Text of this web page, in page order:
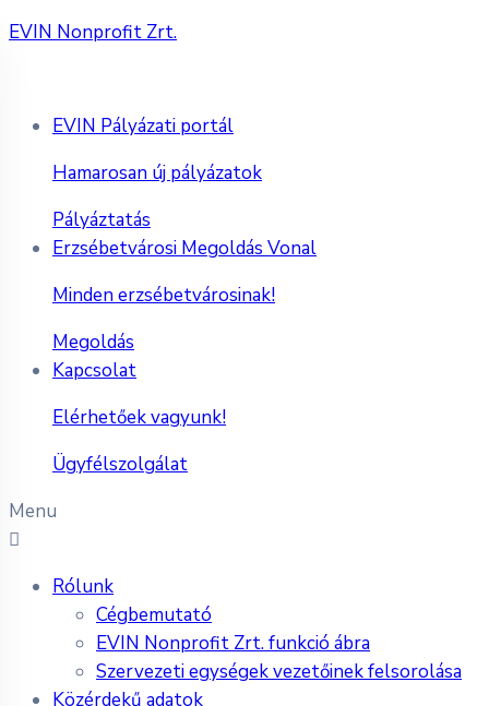
EVIN Nonprofit Zrt.
EVIN Pályázati portál
Hamarosan új pályázatok
Pályáztatás
Erzsébetvárosi Megoldás Vonal
Minden erzsébetvárosinak!
Megoldás
Kapcsolat
Elérhetőek vagyunk!
Ügyfélszolgálat
Menu
Rólunk
Cégbemutató
EVIN Nonprofit Zrt. funkció ábra
Szervezeti egységek vezetőinek felsorolása
Közérdekű adatok